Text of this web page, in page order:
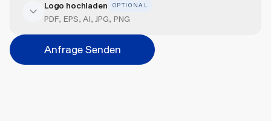
Veredelung hinzufügen
Veredelungsart
Logo hochladen OPTIONAL
PDF, EPS, AI, JPG, PNG
Anfrage Senden